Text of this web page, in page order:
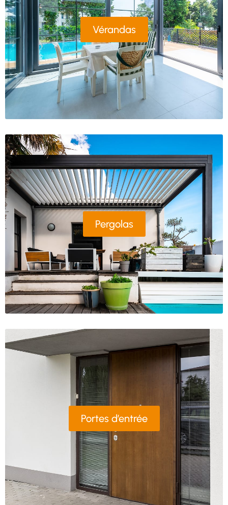
Vérandas
Pergolas
Portes d’entrée